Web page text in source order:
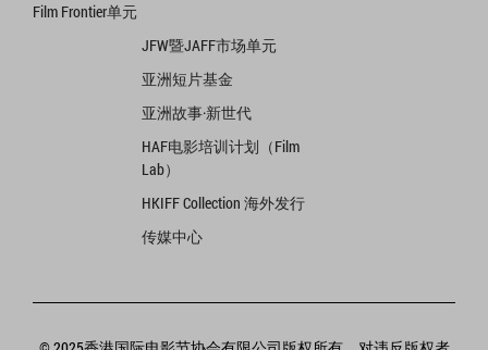
Film Frontier单元
JFW暨JAFF市场单元
亚洲短片基金
亚洲故事·新世代
HAF电影培训计划（Film
Lab）
HKIFF Collection 海外发行
传媒中心